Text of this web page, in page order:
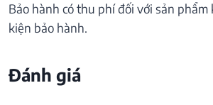
Bảo hành có thu phí đối với sản
kiện bảo hành.
Đánh giá